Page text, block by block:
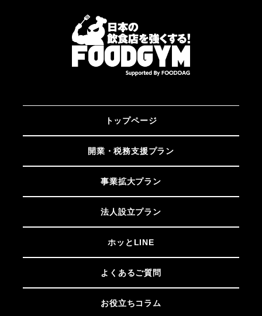
トップページ
開業・税務支援プラン
事業拡大プラン
法人設立プラン
ホッとLINE
よくあるご質問
お役立ちコラム